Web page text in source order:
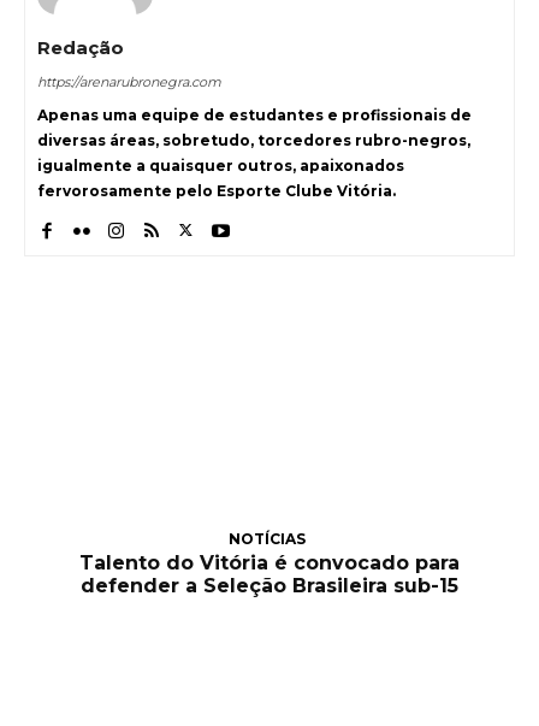
Redação
https://arenarubronegra.com
Apenas uma equipe de estudantes e profissionais de
diversas áreas, sobretudo, torcedores rubro-negros,
igualmente a quaisquer outros, apaixonados
fervorosamente pelo Esporte Clube Vitória.
NOTÍCIAS
Talento do Vitória é convocado para
defender a Seleção Brasileira sub-15